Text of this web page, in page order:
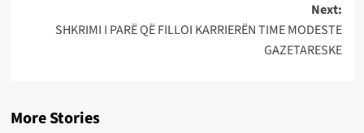
Next:
SHKRIMI I PARË QË FILLOI KARRIERËN TIME MODESTE
GAZETARESKE
More Stories